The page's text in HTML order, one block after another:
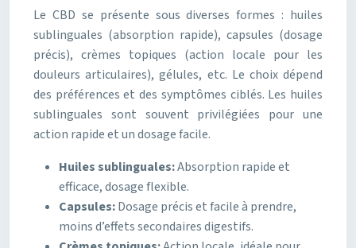
Le CBD se présente sous diverses formes : huiles
sublinguales (absorption rapide), capsules (dosage
précis), crèmes topiques (action locale pour les
douleurs articulaires), gélules, etc. Le choix dépend
des préférences et des symptômes ciblés. Les huiles
sublinguales sont souvent privilégiées pour une
action rapide et un dosage facile.
Huiles sublinguales:Absorption rapide et
efficace, dosage flexible.
Capsules:Dosage précis et facile à prendre,
moins d’effets secondaires digestifs.